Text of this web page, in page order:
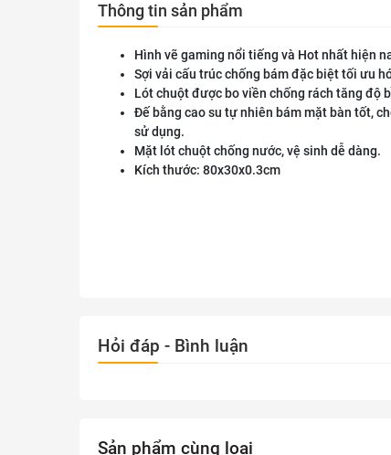
Thông tin sản phẩm
Hình vẽ gaming nổi tiếng và Hot nhất hiện
Sợi vải cấu trúc chống bám đặc biệt tối ưu
Lót chuột được bo viền chống rách tăng độ
Đế bằng cao su tự nhiên bám mặt bàn tốt,
sử dụng.
Mặt lót chuột chống nước, vệ sinh dễ dàng.
Kích thước: 80x30x0.3cm
Hỏi đáp - Bình luận
Sản phẩm cùng loại